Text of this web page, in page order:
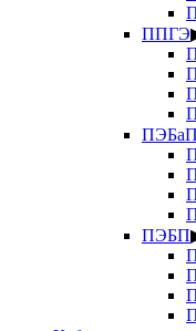
ППГЭ
ПЭБаП
ПЭБП